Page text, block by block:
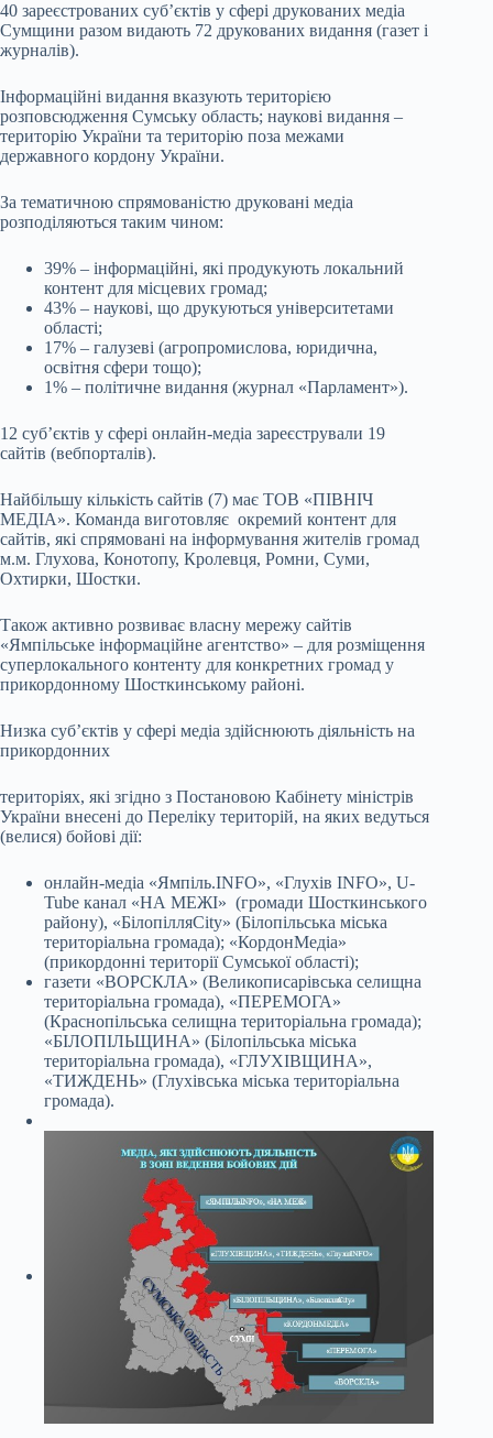
40 зареєстрованих суб’єктів у сфері друкованих медіа
Сумщини разом видають 72 друкованих видання (газет і
журналів).
Інформаційні видання вказують територією
розповсюдження Сумську область; наукові видання –
територію України та територію поза межами
державного кордону України.
За тематичною спрямованістю друковані медіа
розподіляються таким чином:
39% – інформаційні, які продукують локальний
контент для місцевих громад;
43% – наукові, що друкуються університетами
області;
17% – галузеві (агропромислова, юридична,
освітня сфери тощо);
1% – політичне видання (журнал «Парламент»).
12 суб’єктів у сфері онлайн-медіа зареєстрували 19
сайтів (вебпорталів).
Найбільшу кількість сайтів (7) має ТОВ «ПІВНІЧ
МЕДІА». Команда виготовляє окремий контент для
сайтів, які спрямовані на інформування жителів громад
м.м. Глухова, Конотопу, Кролевця, Ромни, Суми,
Охтирки, Шостки.
Також активно розвиває власну мережу сайтів
«Ямпільське інформаційне агентство» – для розміщення
суперлокального контенту для конкретних громад у
прикордонному Шосткинському районі.
Низка суб’єктів у сфері медіа здійснюють діяльність на
прикордонних
територіях, які згідно з Постановою Кабінету міністрів
України внесені до Переліку територій, на яких ведуться
(велися) бойові дії:
онлайн-медіа «Ямпіль.INFO», «Глухів INFO», U-
Tube канал «НА МЕЖІ» (громади Шосткинського
району), «БілопілляCity» (Білопільська міська
територіальна громада); «КордонМедіа»
(прикордонні території Сумської області);
газети «ВОРСКЛА» (Великописарівська селищна
територіальна громада), «ПЕРЕМОГА»
(Краснопільська селищна територіальна громада);
«БІЛОПІЛЬЩИНА» (Білопільська міська
територіальна громада), «ГЛУХІВЩИНА»,
«ТИЖДЕНЬ» (Глухівська міська територіальна
громада).